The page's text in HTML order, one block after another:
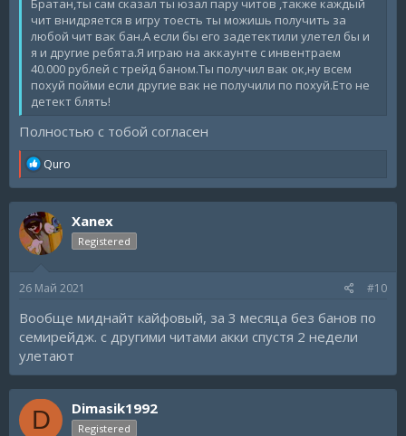
чит внидряется в игру тоесть ты можишь получить за
любой чит вак бан.А если бы его задетектили улетел бы и
я и другие ребята.Я играю на аккаунте с инвентраем
40.000 рублей с трейд баном.Ты получил вак ок,ну всем
похуй пойми если другие вак не получили по похуй.Ето не
детект блять!
Полностью с тобой согласен
R
a
c
t
i
o
:
Quro
Xanex
Registered
26 Май 2021 #10
Вообще миднайт кайфовый, за 3 месяца без банов по
семирейдж. с другими читами акки спустя 2 недели
улетают
D Dimasik1992
Registered